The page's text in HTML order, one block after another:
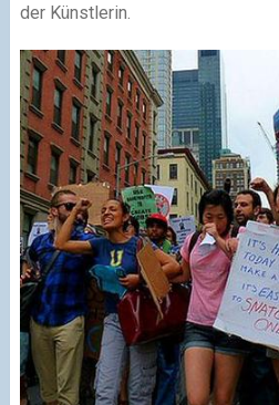
der Künstlerin.